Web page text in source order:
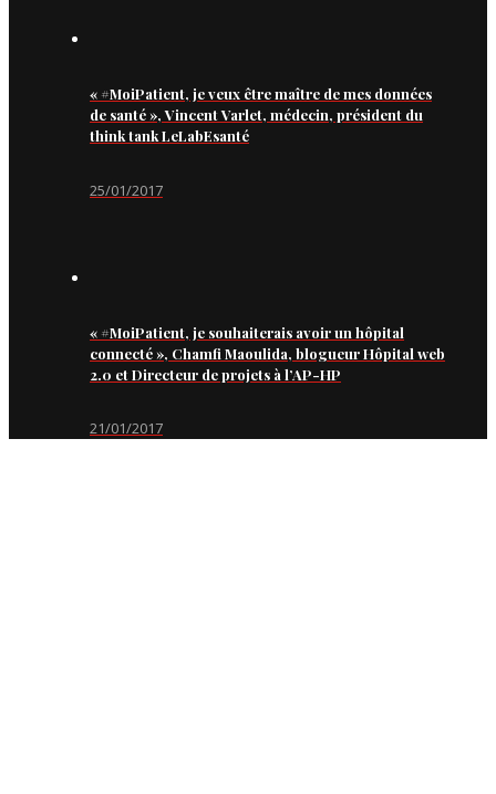
« #MoiPatient, je veux être maître de mes données
de santé », Vincent Varlet, médecin, président du
think tank LeLabEsanté
25/01/2017
« #MoiPatient, je souhaiterais avoir un hôpital
connecté », Chamfi Maoulida, blogueur Hôpital web
2.0 et Directeur de projets à l’AP-HP
21/01/2017